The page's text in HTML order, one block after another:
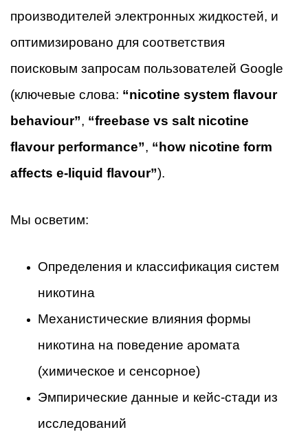
производителей электронных жидкостей, и
оптимизировано для соответствия
поисковым запросам пользователей Google
(ключевые слова: “nicotine system flavour
behaviour”, “freebase vs salt nicotine
flavour performance”, “how nicotine form
affects e-liquid flavour”).
Мы осветим:
Определения и классификация систем
никотина
Механистические влияния формы
никотина на поведение аромата
(химическое и сенсорное)
Эмпирические данные и кейс-стади из
исследований